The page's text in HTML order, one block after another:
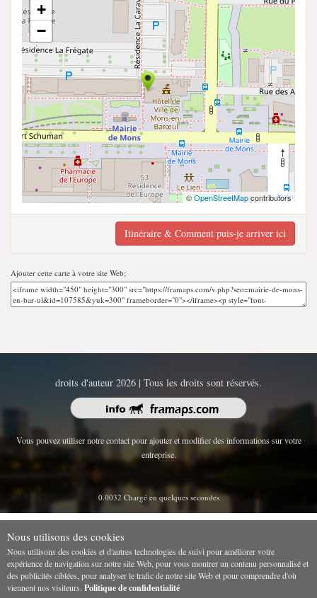
+
−
©OpenStreetMapcontributors
Itinéraire & Comment puis-je arriver ici
Ajouter cette carte à votre site Web;
droits d'auteur 2026 | Tous les droits sont réservés.
Vous pouvez utiliser notre contact pour ajouter et modifier des informations sur votre
entreprise.
0.0032 Chargé en quelques secondes
Nous utilisons des cookies
Nous utilisons des cookies et d'autres technologies de suivi pour améliorer votre
expérience de navigation sur notre site Web, pour vous montrer un contenu personnalisé et
des publicités ciblées, pour analyser le trafic de notre site Web et pour comprendre d'où
viennent nos visiteurs. Politique de confidentialité